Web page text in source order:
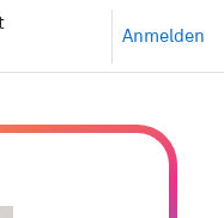
Anmelden